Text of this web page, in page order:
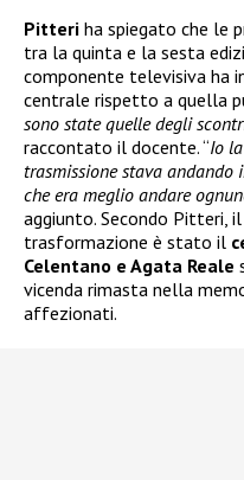
Pitteri ha spiegato che le
tra la quinta e la sesta
componente televisiva ha
centrale rispetto a quella
sono state quelle degli
raccontato il docente. “Io
trasmissione stava
che era meglio andare
aggiunto. Secondo Pitteri,
trasformazione è stato il
Celentano e Agata Reale
vicenda rimasta nella
affezionati.